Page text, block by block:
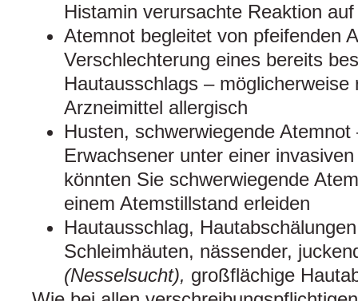
Histamin verursachte Reaktion
Atemnot begleitet von pfeifenden
Verschlechterung eines bereits
Hautausschlags –
Arzneimittel allergisch
Husten, schwerwiegende
Erwachsener unter einer
könnten Sie schwerwiegende
einem Atemstillstand erleiden
Hautausschlag,
Schleimhäuten, nässender,
(Nesselsucht), großflächige